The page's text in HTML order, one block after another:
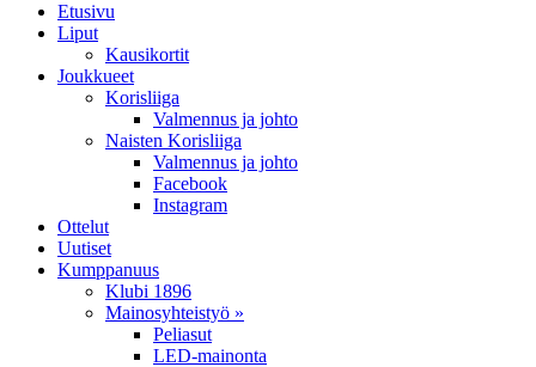
Etusivu
Liput
Kausikortit
Joukkueet
Korisliiga
Valmennus ja johto
Naisten Korisliiga
Valmennus ja johto
Facebook
Instagram
Ottelut
Uutiset
Kumppanuus
Klubi 1896
Mainosyhteistyö »
Peliasut
LED-mainonta